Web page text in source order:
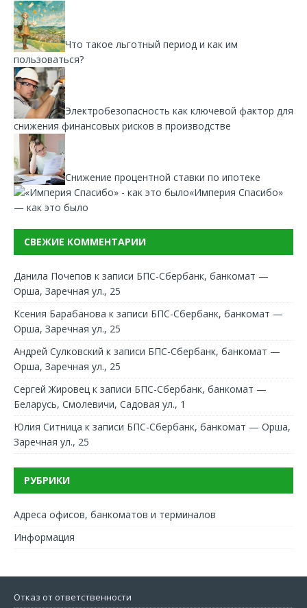
Что такое льготный период и как им
пользоваться?
Электробезопасность как ключевой фактор для
снижения финансовых рисков в производстве
Снижение процентной ставки по ипотеке
«Империя Спасибо»
— как это было
СВЕЖИЕ КОММЕНТАРИИ
Данила Почепов к записи БПС-Сбербанк, банкомат —
Орша, Заречная ул., 25
Ксения Барабанова к записи БПС-Сбербанк, банкомат —
Орша, Заречная ул., 25
Андрей Сулковский к записи БПС-Сбербанк, банкомат —
Орша, Заречная ул., 25
Сергей Жировец к записи БПС-Сбербанк, банкомат —
Беларусь, Смолевичи, Садовая ул., 1
Юлия Ситница к записи БПС-Сбербанк, банкомат — Орша,
Заречная ул., 25
РУБРИКИ
Адреса офисов, банкоматов и терминалов
Информация
Отказ от ответственности